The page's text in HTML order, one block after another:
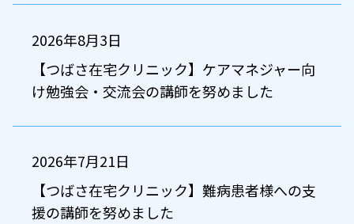
2026年8月3日
【つばさ在宅クリニック】ケアマネジャー向
け勉強会・交流会の講師を努めました
2026年7月21日
【つばさ在宅クリニック】難病患者様への支
援の講師を努めました